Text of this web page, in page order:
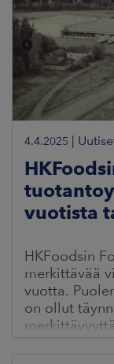
4.4.2025 |
vuotista
HKFoodsin
merkittävää
vuotta.
on ollut
merkittävyyttä